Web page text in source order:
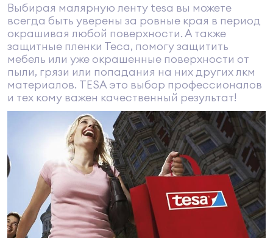
Выбирая малярную ленту tesa вы можете
всегда быть уверены за ровные края в период
окрашивая любой поверхности. А также
защитные пленки Теса, помогу защитить
мебель или уже окрашенные поверхности от
пыли, грязи или попадания на них других лкм
материалов. TESA это выбор профессионалов
и тех кому важен качественный результат!